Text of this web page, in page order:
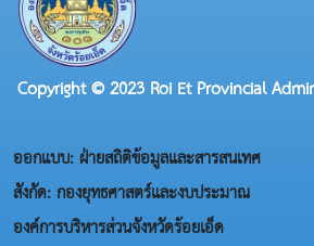
Copyright © 2023 Roi Et Provincial
ออกแบบ: ฝ่ายสถิติข้อมูลและสารสนเทศ
สังกัด: กองยุทธศาสตร์และงบประมาณ
องค์การบริหารส่วนจังหวัดร้อยเอ็ด